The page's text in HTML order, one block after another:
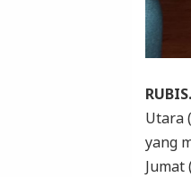
Utara
yang
Jumat